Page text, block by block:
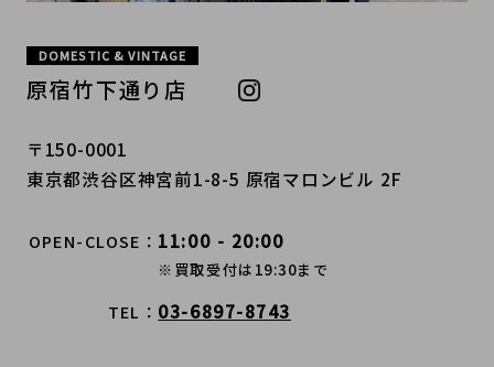
DOMESTIC & VINTAGE
原宿竹下通り店
〒150-0001
東京都渋谷区神宮前1-8-5 原宿マロンビル 2F
OPEN-CLOSE 11:00 - 20:00
※買取受付は19:30まで
TEL 03-6897-8743